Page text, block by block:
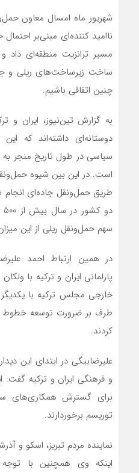
شهریور ماه امسال معاون
ناامید کننده‌ای مبنی‌بر
مسیر ترانزیت منطقه‌ای داد
ساخت زیرساخت‌های ریلی و
چنین اتفاقی باشیم.
به گزارش تین‌نیوز، ایران و
دوستانه‌ای داشته‌اند که
سیاسی در طول تاریخ منجر
طریق حمل‌ونقل جاده‌ای
سهم حمل‌ونقل ریلی از این
در همین ارتباط احمد
پارلمانی ایران و ترکیه با
خارجی مجلس ترکیه با
طرف بر ضرورت توسعه خطوط
کردند.
علیرضابیگی در ابتدای این
و فرهنگی ایران و ترکیه گفت:
برای گسترش همکاری‌های
توریسم برخوردارند.
نماینده مردم تبریز، اسکو و
اینکه وی همچنین با